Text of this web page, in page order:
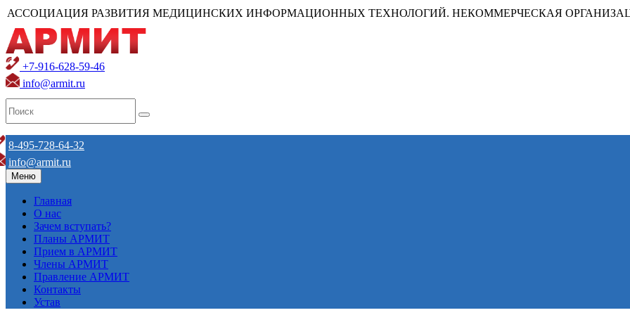
АССОЦИАЦИЯ РАЗВИТИЯ МЕДИЦИНСКИХ ИНФОРМАЦИОННЫХ ТЕХНОЛОГИЙ. НЕКОММЕРЧЕСКАЯ
+7-916-628-59-46
info@armit.ru
8-495-728-64-32
info@armit.ru
Меню
Главная
О нас
Зачем вступать?
Планы АРМИТ
Прием в АРМИТ
Члены АРМИТ
Правление АРМИТ
Контакты
Устав